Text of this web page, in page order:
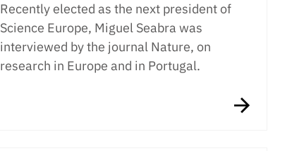
Recently elected as the next president of
Science Europe, Miguel Seabra was
interviewed by the journal Nature, on
research in Europe and in Portugal.